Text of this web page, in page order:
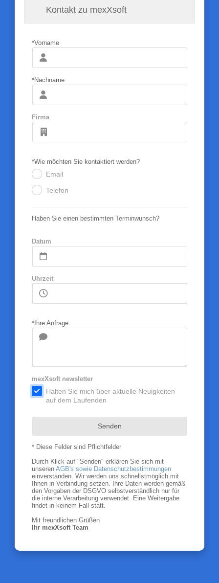
Kontakt zu mexXsoft
*Vorname
*Nachname
Firma
*Wie möchten Sie kontaktiert werden?
Email
Telefon
Haben Sie einen bestimmten Terminwunsch?
Datum
Uhrzeit
*Ihre Anfrage
mexXsoft newsletter
.
Halten Sie mich über aktuelle Neuigkeiten
auf dem Laufenden
Senden
* Diese Felder sind Pflichtfelder
Durch Klick auf "Senden" erklären Sie sich mit
unseren AGB's sowie Datenschutzbestimmungen
einverstanden. Wir werden uns schnellstmöglich mit
Ihnen in Verbindung setzen. Ihre Daten werden gemäß
den Vorgaben der DSGVO selbstverständlich nur für
die interne Verarbeitung verwendet. Eine Weitergabe
findet in keinem Fall statt.
Mit freundlichen Grüßen
Ihr mexXsoft Team